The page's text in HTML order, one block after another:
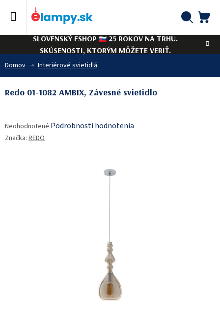
SLOVENSKÝ ESHOP
25 ROKOV NA TRHU.
SKÚSENOSTI, KTORÝM MÔŽETE VERIŤ.
Domov Interiérové svietidlá
Redo 01-1082 AMBIX, Závesné svietidlo
hodnotenie
produktu
Neohodnotené Podrobnosti hodnotenia
Značka: REDO